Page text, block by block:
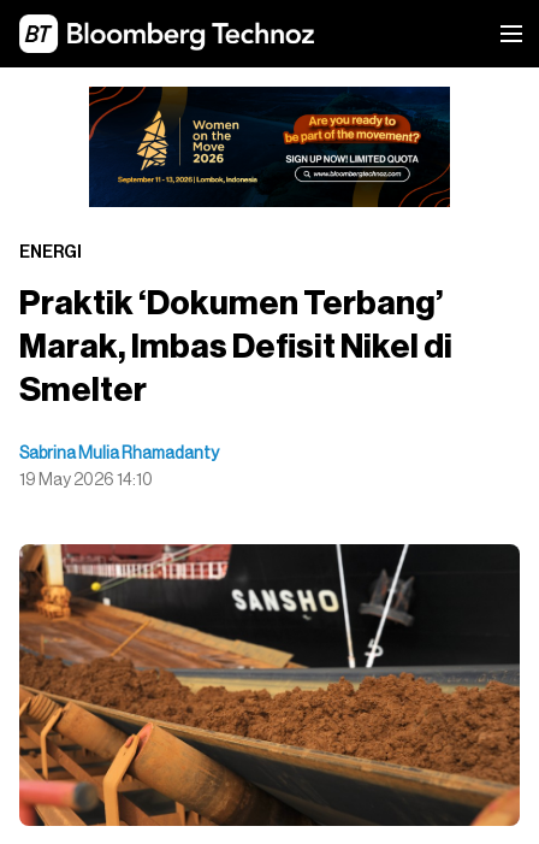
ENERGI
Praktik ‘Dokumen Terbang’
Marak, Imbas Defisit Nikel di
Smelter
Sabrina Mulia Rhamadanty
19 May 2026 14:10